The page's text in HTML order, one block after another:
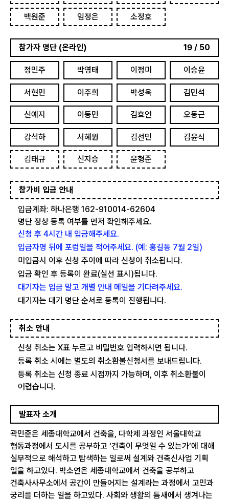
백원준 임정은 소정호
참가자 명단 (온라인) 19 / 50
정민주 박영태 이정미 이승윤
서현민 이주희 박성욱 김민석
신예지 이동민 김효언 오동근
강석하 서혜원 김선민 김윤식
김태규 신지승 윤형준
참가비 입금 안내
입금계좌: 하나은행 162-910014-62604
명단 정상 등록 여부를 먼저 확인해주세요.
신청 후 4시간 내 입금해주세요.
입금자명 뒤에 포럼일을 적어주세요. (예: 홍길동 7월 2일)
미입금시 이후 신청 추이에 따라 신청이 취소됩니다.
입금 확인 후 등록이 완료(실선 표시)됩니다.
대기자는 입금 말고 개별 안내 메일을 기다려주세요.
대기자는 대기 명단 순서로 등록이 진행됩니다.
취소 안내
신청 취소는 X표 누르고 비밀번호 입력하시면 됩니다.
등록 취소 시에는 별도의 취소환불신청서를 보내드립니다.
등록 취소는 신청 종료 시점까지 가능하며, 이후 취소환불이
어렵습니다.
발표자 소개
곽민준은 세종대학교에서 건축을, 다학제 과정인 서울대학교
협동과정에서 도시를 공부하고 ‘건축이 무엇일 수 있는가’에 대해
실무적으로 해석하고 탐색하는 일로써 설계와 건축신사업 기획
일을 하고있다. 박소연은 세종대학교에서 건축을 공부하고
건축사사무소에서 공간이 만들어지는 설계라는 과정에서 고민과
궁리를 더하는 일을 하고있다. 사회와 생활의 틈새에서 생겨나는